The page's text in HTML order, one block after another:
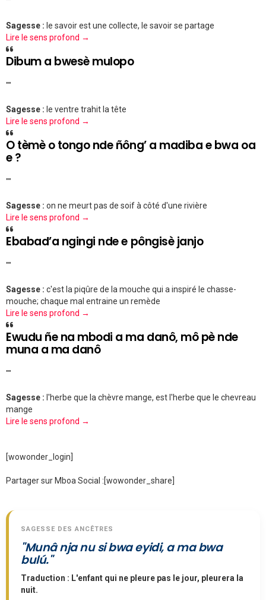
Sagesse : le savoir est une collecte, le savoir se partage
Lire le sens profond →
Dibum a bwesè mulopo
""
Sagesse : le ventre trahit la tête
Lire le sens profond →
O tèmè o tongo nde ñông’ a madiba e bwa oa
e ?
""
Sagesse : on ne meurt pas de soif à côté d'une rivière
Lire le sens profond →
Ebabad’a ngingi nde e pôngisè janjo
""
Sagesse : c'est la piqûre de la mouche qui a inspiré le chasse-
mouche; chaque mal entraine un remède
Lire le sens profond →
Ewudu ñe na mbodi a ma danô, mô pè nde
muna a ma danô
""
Sagesse : l'herbe que la chèvre mange, est l'herbe que le chevreau
mange
Lire le sens profond →
[wowonder_login]
Partager sur Mboa Social :[wowonder_share]
SAGESSE DES ANCÊTRES
"Munâ nja nu si bwa eyidi, a ma bwa
bulú."
Traduction : L'enfant qui ne pleure pas le jour, pleurera la
nuit.